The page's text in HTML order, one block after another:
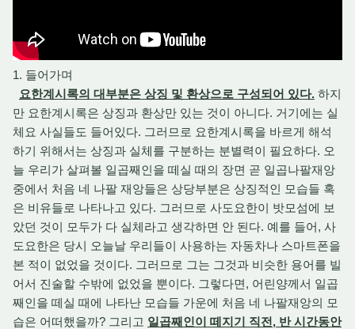
1. 들어가며
요한계시록의 대부분은 상징 및 환상으로 구성되어 있다. 하지
만 요한계시록은 상징과 환상만 있는 것이 아니다. 거기에는 실
체요 사실들도 들어있다. 그러므로 요한계시록을 바르게 해석
하기 위해서는 상징과 실체를 구분하는 분별력이 필요하다. 오
늘 우리가 살펴볼 일곱째인을 떼실 때의 장면 곧 일곱나팔재앙
중에서 처음 네 나팔 재앙들은 상당부분은 상징적인 모습들 혹
은 비유들로 나타나고 있다. 그러므로 사도요한이 밧모섬에 보
았던 것이 모두가 다 실체라고 생각하면 안 된다. 예를 들어, 사
도요한은 당시 오늘날 우리들이 사용하는 자동차나 스마트폰을
본 적이 없었을 것이다. 그러므로 그는 그것과 비슷한 용어를 빌
어서 진술할 수밖에 없었을 뿐이다. 그렇다면, 어린양께서 일곱
째인을 떼실 때에 나타난 모습들 가운에 처음 네 나팔재앙의 모
습은 어떠했을까? 그리고 일곱째인이 떼지기 직전, 반 시간동안